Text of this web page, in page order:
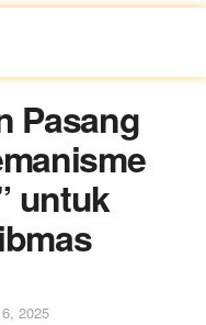
Pasang
untuk
2025